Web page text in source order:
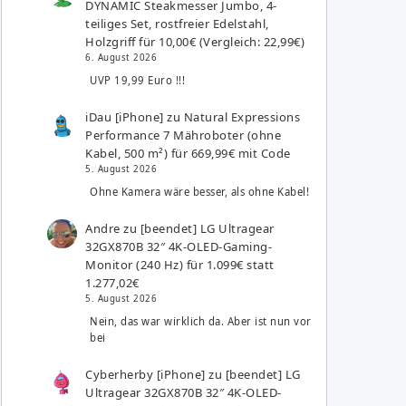
DYNAMIC Steakmesser Jumbo, 4-
teiliges Set, rostfreier Edelstahl,
Holzgriff für 10,00€ (Vergleich: 22,99€)
6. August 2026
UVP 19,99 Euro !!!
iDau [iPhone] zu Natural Expressions
Performance 7 Mähroboter (ohne
Kabel, 500 m²) für 669,99€ mit Code
5. August 2026
Ohne Kamera wäre besser, als ohne Kabel!
Andre zu [beendet] LG Ultragear
32GX870B 32″ 4K-OLED-Gaming-
Monitor (240 Hz) für 1.099€ statt
1.277,02€
5. August 2026
Nein, das war wirklich da. Aber ist nun vor
bei
Cyberherby [iPhone] zu [beendet] LG
Ultragear 32GX870B 32″ 4K-OLED-